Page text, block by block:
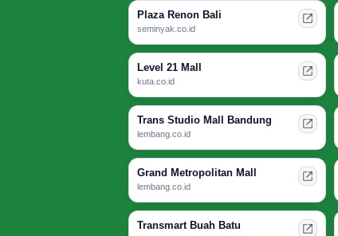
Plaza Renon Bali
seminyak.co.id
Level 21 Mall
kuta.co.id
Trans Studio Mall Bandung
lembang.co.id
Grand Metropolitan Mall
lembang.co.id
Transmart Buah Batu